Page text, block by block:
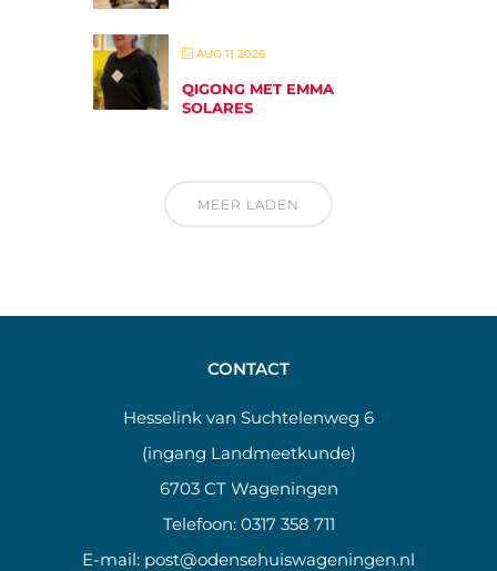
AUG 11 2026
QIGONG MET EMMA
SOLARES
MEER LADEN
CONTACT
Hesselink van Suchtelenweg 6
(ingang Landmeetkunde)
6703 CT Wageningen
Telefoon: 0317 358 711
E-mail: post@odensehuiswageningen.nl